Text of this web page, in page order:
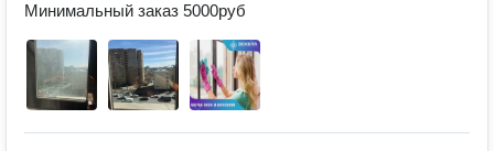
Минимальный заказ 5000руб